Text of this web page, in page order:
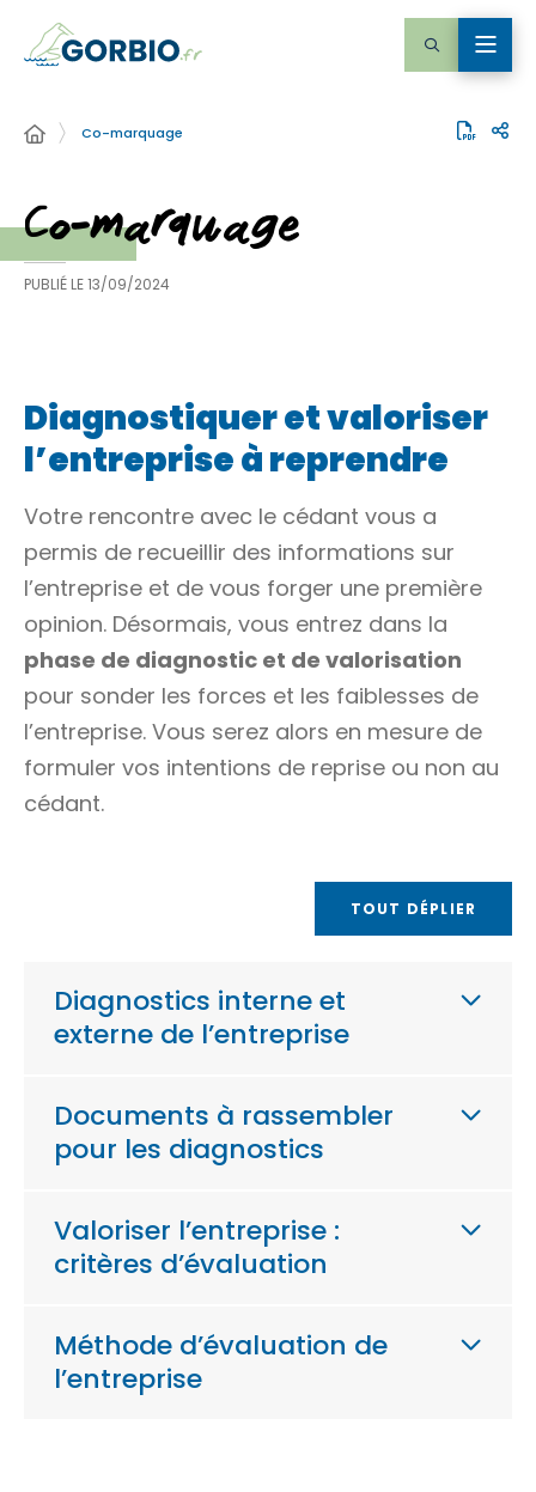
Co-marquage
Co-marquage
PUBLIÉ LE13/09/2024
Diagnostiquer et valoriser
l’entreprise à reprendre
Votre rencontre avec le cédant vous a
permis de recueillir des informations sur
l’entreprise et de vous forger une première
opinion. Désormais, vous entrez dans la
phase de diagnostic et de valorisation
pour sonder les forces et les faiblesses de
l’entreprise. Vous serez alors en mesure de
formuler vos intentions de reprise ou non au
cédant.
TOUT DÉPLIER
Diagnostics interne et
externe de l’entreprise
Documents à rassembler
pour les diagnostics
Valoriser l’entreprise :
critères d’évaluation
Méthode d’évaluation de
l’entreprise